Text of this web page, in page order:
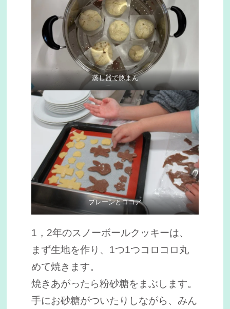
蒸し器で豚まん
プレーンとココア
1，2年のスノーボールクッキーは、
まず生地を作り、1つ1つコロコロ丸
めて焼きます。
焼きあがったら粉砂糖をまぶします。
手にお砂糖がついたりしながら、みん